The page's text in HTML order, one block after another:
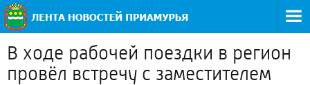
В ходе рабочей поездки в регион
провёл встречу с заместителем